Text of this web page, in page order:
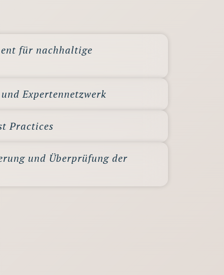
für nachhaltige
Expertennetzwerk
Practices
und Überprüfung der